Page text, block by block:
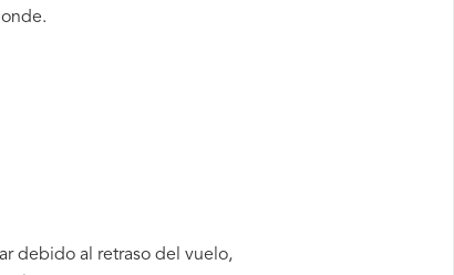
debido al retraso del vuelo,